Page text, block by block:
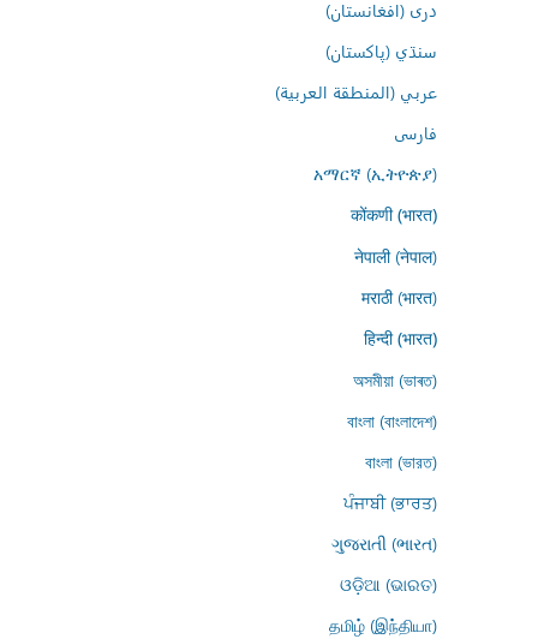
درى (افغانستان)
سنڌي (پاکستان)
عربي (المنطقة العربية)
فارسى
አማርኛ (ኢትዮጵያ)
कोंकणी (भारत)
नेपाली (नेपाल)
मराठी (भारत)
हिन्दी (भारत)
অসমীয়া (ভাৰত)
বাংলা (বাংলাদেশ)
বাংলা (ভারত)
ਪੰਜਾਬੀ (ਭਾਰਤ)
ગુજરાતી (ભારત)
ଓଡ଼ିଆ (ଭାରତ)
தமிழ் (இந்தியா)